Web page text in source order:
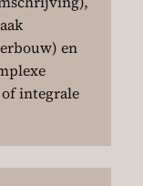
en
integrale